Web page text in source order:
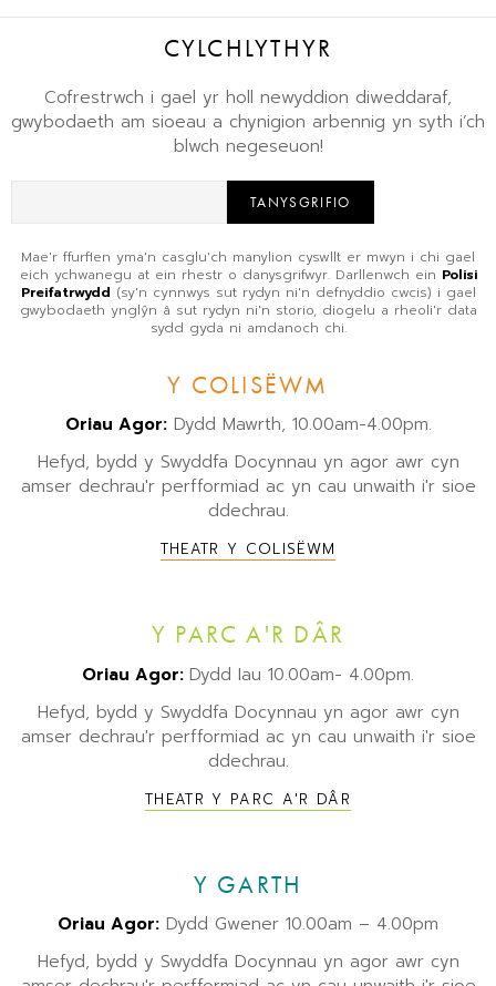
CYLCHLYTHYR
Cofrestrwch i gael yr holl newyddion diweddaraf,
gwybodaeth am sioeau a chynigion arbennig yn syth i’ch
blwch negeseuon!
TANYSGRIFIO
Mae'r ffurflen yma'n casglu'ch manylion cyswllt er mwyn i chi gael
eich ychwanegu at ein rhestr o danysgrifwyr. Darllenwch ein Polisi
Preifatrwydd (sy'n cynnwys sut rydyn ni'n defnyddio cwcis) i gael
gwybodaeth ynglŷn â sut rydyn ni'n storio, diogelu a rheoli'r data
sydd gyda ni amdanoch chi.
Y COLISËWM
Oriau Agor:Dydd Mawrth, 10.00am-4.00pm.
Hefyd, bydd y Swyddfa Docynnau yn agor awr cyn
amser dechrau'r perfformiad ac yn cau unwaith i'r sioe
ddechrau.
THEATR Y COLISËWM
Y PARC A'R DÂR
Oriau Agor: Dydd Iau 10.00am- 4.00pm.
Hefyd, bydd y Swyddfa Docynnau yn agor awr cyn
amser dechrau'r perfformiad ac yn cau unwaith i'r sioe
ddechrau.
THEATR Y PARC A'R DÂR
Y GARTH
Oriau Agor: Dydd Gwener 10.00am – 4.00pm
Hefyd, bydd y Swyddfa Docynnau yn agor awr cyn